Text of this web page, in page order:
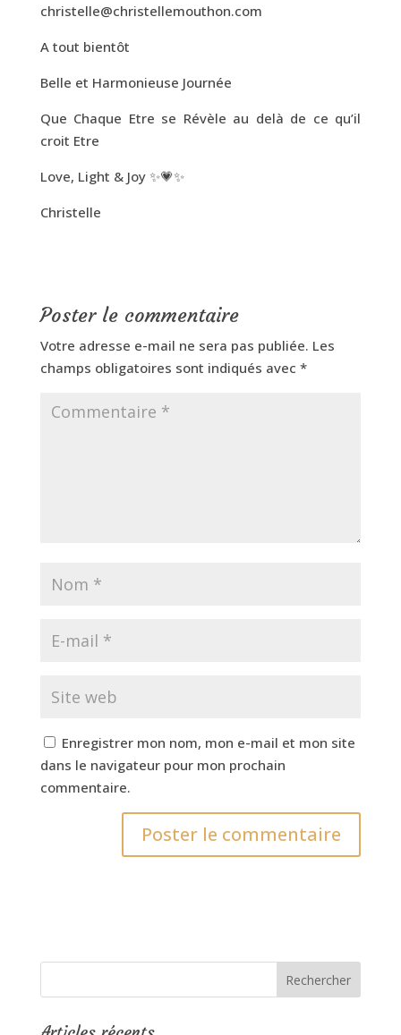
christelle@christellemouthon.com
A tout bientôt
Belle et Harmonieuse Journée
Que Chaque Etre se Révèle au delà de ce qu’il
croit Etre
Love, Light & Joy ✨💗✨
Christelle
Poster le commentaire
Votre adresse e-mail ne sera pas publiée. Les
champs obligatoires sont indiqués avec *
Enregistrer mon nom, mon e-mail et mon site
dans le navigateur pour mon prochain
commentaire.